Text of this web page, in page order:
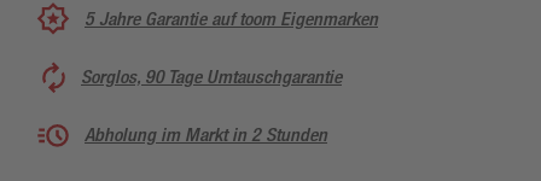
5 Jahre Garantie auf toom Eigenmarken
Sorglos, 90 Tage Umtauschgarantie
Abholung im Markt in 2 Stunden